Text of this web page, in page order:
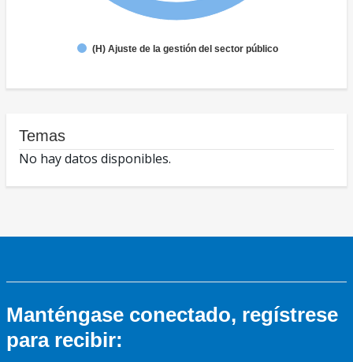
(H) Ajuste de la gestión del sector público
Temas
No hay datos disponibles.
Manténgase conectado, regístrese
para recibir: